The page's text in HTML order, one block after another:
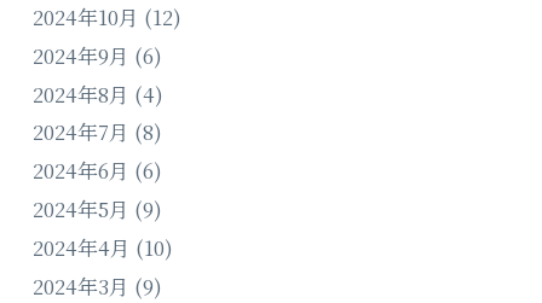
2024年10月 (12)
2024年9月 (6)
2024年8月 (4)
2024年7月 (8)
2024年6月 (6)
2024年5月 (9)
2024年4月 (10)
2024年3月 (9)